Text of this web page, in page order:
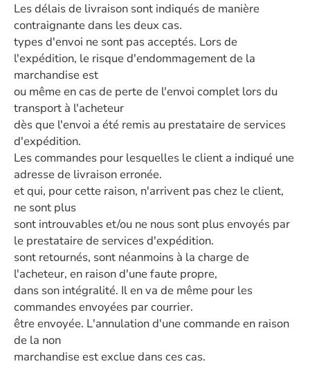
Les délais de livraison sont indiqués de manière
contraignante dans les deux cas.
types d'envoi ne sont pas acceptés. Lors de
l'expédition, le risque d'endommagement de la
marchandise est
ou même en cas de perte de l'envoi complet lors du
transport à l'acheteur
dès que l'envoi a été remis au prestataire de services
d'expédition.
Les commandes pour lesquelles le client a indiqué une
adresse de livraison erronée.
et qui, pour cette raison, n'arrivent pas chez le client,
ne sont plus
sont introuvables et/ou ne nous sont plus envoyés par
le prestataire de services d'expédition.
sont retournés, sont néanmoins à la charge de
l'acheteur, en raison d'une faute propre,
dans son intégralité. Il en va de même pour les
commandes envoyées par courrier.
être envoyée. L'annulation d'une commande en raison
de la non
marchandise est exclue dans ces cas.